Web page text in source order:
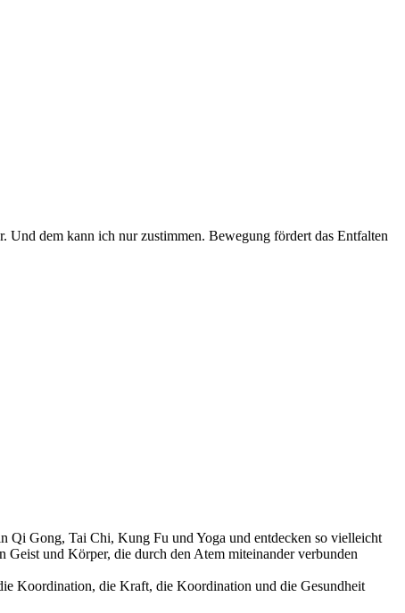
dem kann ich nur zustimmen. Bewegung fördert das Entfalten
Qi Gong, Tai Chi, Kung Fu und Yoga und entdecken so vielleicht
und Körper, die durch den Atem miteinander verbunden
Koordination, die Kraft, die Koordination und die Gesundheit